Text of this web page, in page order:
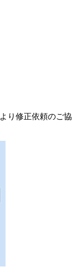
より修正依頼のご協